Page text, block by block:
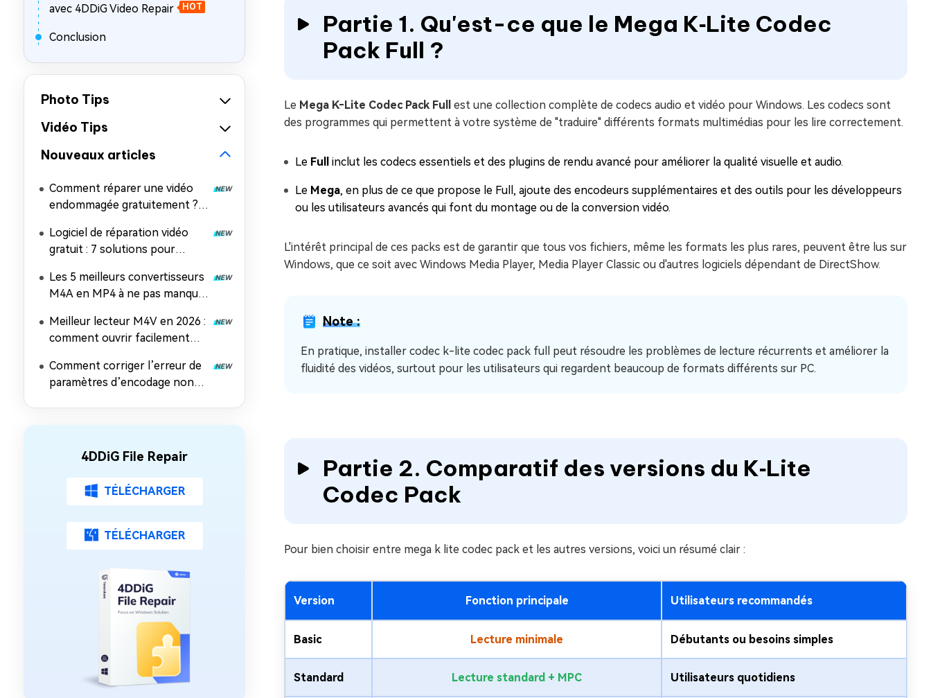
avec 4DDiG Video Repair
HOT
Conclusion
Photo Tips
Vidéo Tips
Nouveaux articles
Comment réparer une vidéo
endommagée gratuitement ? 7
Logiciel de réparation vidéo
gratuit : 7 solutions pour
et AVI
Les 5 meilleurs convertisseurs
M4A en MP4 à ne pas manquer
Meilleur lecteur M4V en 2026 :
comment ouvrir facilement
quel appareil
Comment corriger l’erreur de
paramètres d’encodage non
4DDiG File Repair
TÉLÉCHARGER
TÉLÉCHARGER
Partie 1. Qu'est-ce que le Mega K‑Lite Codec
Pack Full ?
Le Mega K‑Lite Codec Pack Full
est une collection complète de codecs audio et vidéo pour Windows. Les codecs sont
des programmes qui permettent à votre système de "traduire" différents formats multimédias pour les lire correctement.
Le Full inclut les codecs essentiels et des plugins de rendu avancé pour améliorer la qualité visuelle et audio.
Le Mega, en plus de ce que propose le Full, ajoute des encodeurs supplémentaires et des outils pour les développeurs
ou les utilisateurs avancés qui font du montage ou de la conversion vidéo.
L'intérêt principal de ces packs est de garantir que tous vos fichiers, même les formats les plus rares, peuvent être lus sur
Windows, que ce soit avec Windows Media Player, Media Player Classic ou d'autres logiciels dépendant de DirectShow.
Note :
En pratique, installer codec k-lite codec pack full peut résoudre les problèmes de lecture récurrents et améliorer la
fluidité des vidéos, surtout pour les utilisateurs qui regardent beaucoup de formats différents sur PC.
Partie 2. Comparatif des versions du K‑Lite
Codec Pack
Pour bien choisir entre mega k lite codec pack et les autres versions, voici un résumé clair :
Version Fonction principale Utilisateurs recommandés
Basic Lecture minimale Débutants ou besoins simples
Standard Lecture standard + MPC Utilisateurs quotidiens